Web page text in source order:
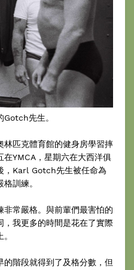
先生。
林匹克體育館的健身房學習摔
YMCA，星期六在大西洋俱
，Karl Gotch先生被任命為
訓練。
常嚴格。與前輩們最害怕的
，我更多的時間是花在了實際
階段就得到了及格分數，但